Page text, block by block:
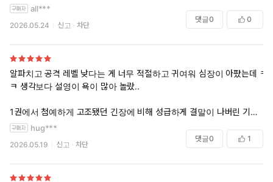
all***
2026.05.24 신고 차단
댓글0 0
알파치고 공격 레벨 낮다는 게 너무 적절하고 귀여워 심장이 아팠는데 ㅋ
ㅋ 생각보다 설영이 욕이 많아 놀랐..
1권에서 첨예하게 고조됐던 긴장에 비해 성급하게 결말이 나버린 기분이
들었기에 2권 외전을 보며 배부른 만족감이 있었어요. 다만 주 배경의 변
화와 함께 톤이 조금 더 가벼워지며.. 양산형에 가까운 분위기로 바뀌긴
했는데, 개인적으로는 1권의 피폐함을 환기시켜줘서 전 좋았습니다.
그리고.. 설영이의 하찮은 수작과 앙큼한 속마음. 완전 깜찍했어요. 나 약
복흑 순정공 좋아했네..
hug***
2026.05.19 신고 차단
댓글0 1